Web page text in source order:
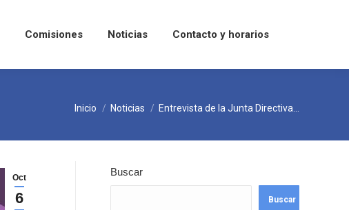
Comisiones Noticias Contacto y horarios
Estás aquí:
Inicio Noticias Entrevista de la Junta Directiva…
Oct
6
Buscar
Buscar